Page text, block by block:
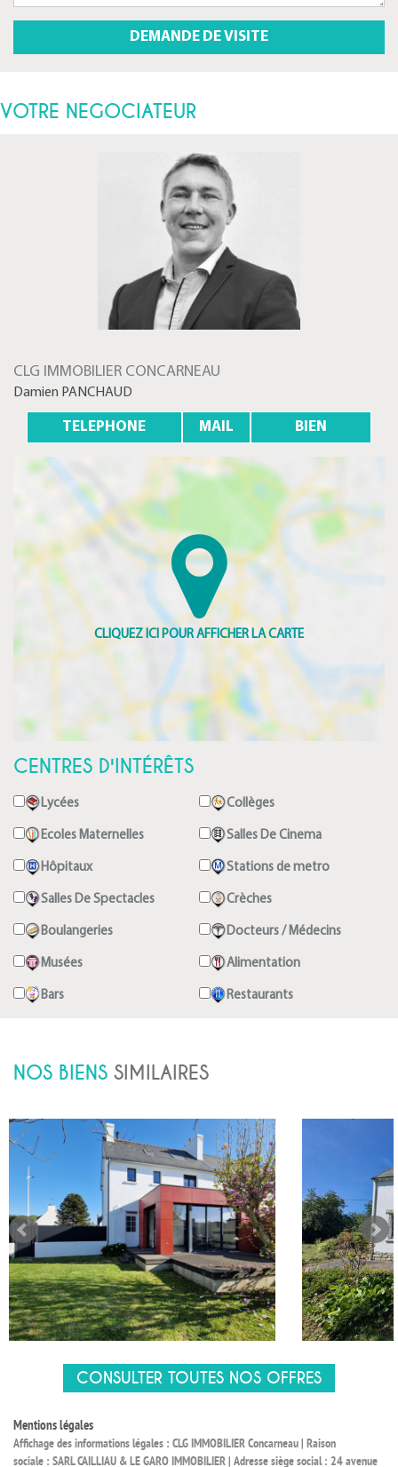
VOTRE NEGOCIATEUR
CLG IMMOBILIER CONCARNEAU
Damien PANCHAUD
TELEPHONE MAIL BIEN
CENTRES D'INTÉRÊTS
Lycées Collèges
Ecoles Maternelles Salles De Cinema
Hôpitaux Stations de metro
Salles De Spectacles Crèches
Boulangeries Docteurs / Médecins
Musées Alimentation
Bars Restaurants
NOS BIENS SIMILAIRES
CONSULTER TOUTES NOS OFFRES
Mentions légales
Affichage des informations légales : CLG IMMOBILIER Concarneau | Raison
sociale : SARL CAILLIAU & LE GARO IMMOBILIER | Adresse siège social : 24 avenue